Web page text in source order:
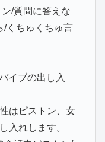
/質問に答えな
/くちゅくちゅ言
イブの出し入
はピストン、女
入れします。